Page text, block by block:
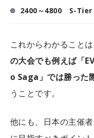
2400～4800 S-Tier
これからわかること
の大会でも例えば「
o Saga」では勝った
うことです。
他にも、日本の主催